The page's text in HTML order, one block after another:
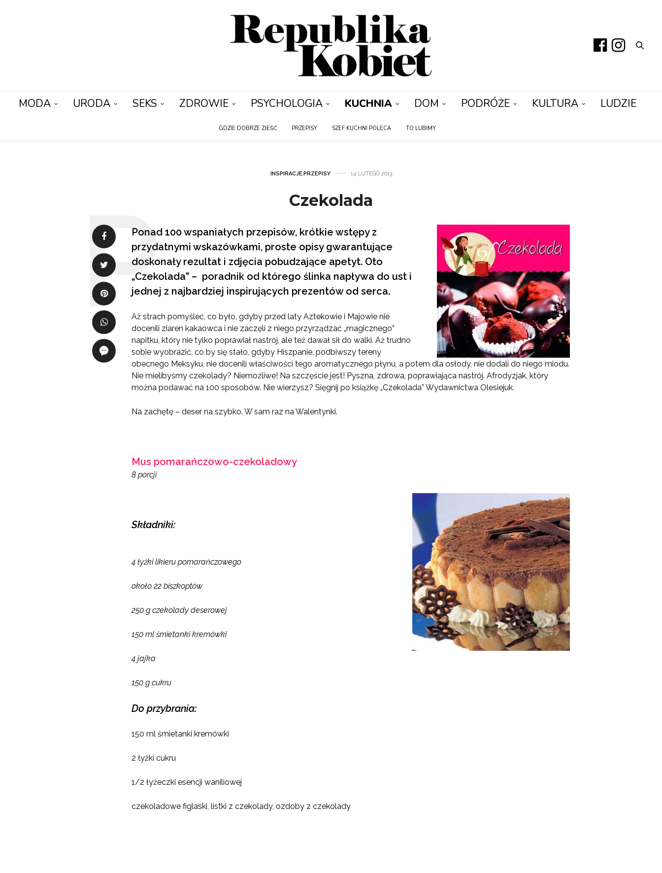
MODA URODA SEKS ZDROWIE PSYCHOLOGIA KUCHNIA DOM PODRÓŻE KULTURA LUDZIE
GDZIE DOBRZE ZJEŚĆ PRZEPISY SZEF KUCHNI POLECA TO LUBIMY
INSPIRACJE,PRZEPISY 14 LUTEGO 2013
Czekolada
Ponad 100 wspaniałych przepisów, krótkie wstępy z
przydatnymi wskazówkami, proste opisy gwarantujące
doskonały rezultat i zdjęcia pobudzające apetyt. Oto
„Czekolada” – poradnik od którego ślinka napływa do ust i
jednej z najbardziej inspirujących prezentów od serca.
Aż strach pomyśleć, co było, gdyby przed laty Aztekowie i Majowie nie
docenili ziaren kakaowca i nie zaczęli z niego przyrządzać „magicznego”
napitku, który nie tylko poprawiał nastrój, ale też dawał sił do walki. Aż trudno
sobie wyobrazić, co by się stało, gdyby Hiszpanie, podbiwszy tereny
obecnego Meksyku, nie docenili właściwości tego aromatycznego płynu, a potem dla osłody, nie dodali do niego miodu.
Nie mielibyśmy czekolady? Niemożliwe! Na szczęście jest! Pyszna, zdrowa, poprawiająca nastrój. Afrodyzjak, który
można podawać na 100 sposobów. Nie wierzysz? Sięgnij po książkę „Czekolada” Wydawnictwa Olesiejuk.
Na zachętę – deser na szybko. W sam raz na Walentynki.
Mus pomarańczowo-czekoladowy
8 porcji
Składniki:
4 łyżki likieru pomarańczowego
około 22 biszkoptów
250 g czekolady deserowej
150 ml śmietanki kremówki
4 jajka
150 g cukru
Do przybrania:
150 ml śmietanki kremówki
2 łyżki cukru
1/2 łyżeczki esencji waniliowej
czekoladowe figlaski, listki z czekolady, ozdoby z czekolady